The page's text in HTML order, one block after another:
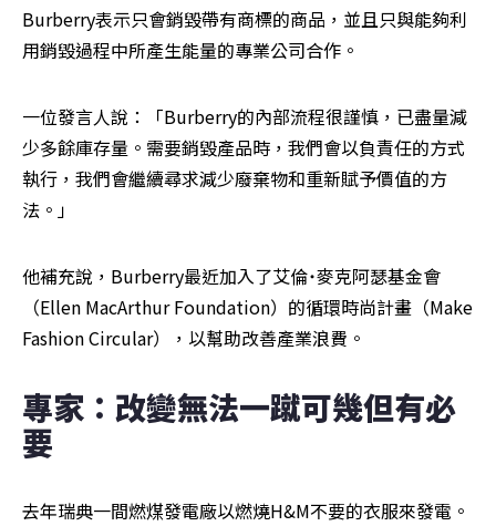
Burberry表示只會銷毀帶有商標的商品，並且只與能夠利
用銷毀過程中所產生能量的專業公司合作。
一位發言人說：「Burberry的內部流程很謹慎，已盡量減
少多餘庫存量。需要銷毀產品時，我們會以負責任的方式
執行，我們會繼續尋求減少廢棄物和重新賦予價值的方
法。」
他補充說，Burberry最近加入了艾倫˙麥克阿瑟基金會
（Ellen MacArthur Foundation）的循環時尚計畫（Make
Fashion Circular），以幫助改善產業浪費。
專家：改變無法一蹴可幾但有必
要
去年瑞典一間燃煤發電廠以燃燒H&M不要的衣服來發電。